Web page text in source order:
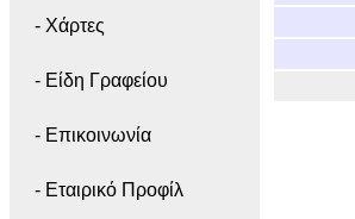
- Χάρτες
- Είδη Γραφείου
- Επικοινωνία
- Εταιρικό Προφίλ